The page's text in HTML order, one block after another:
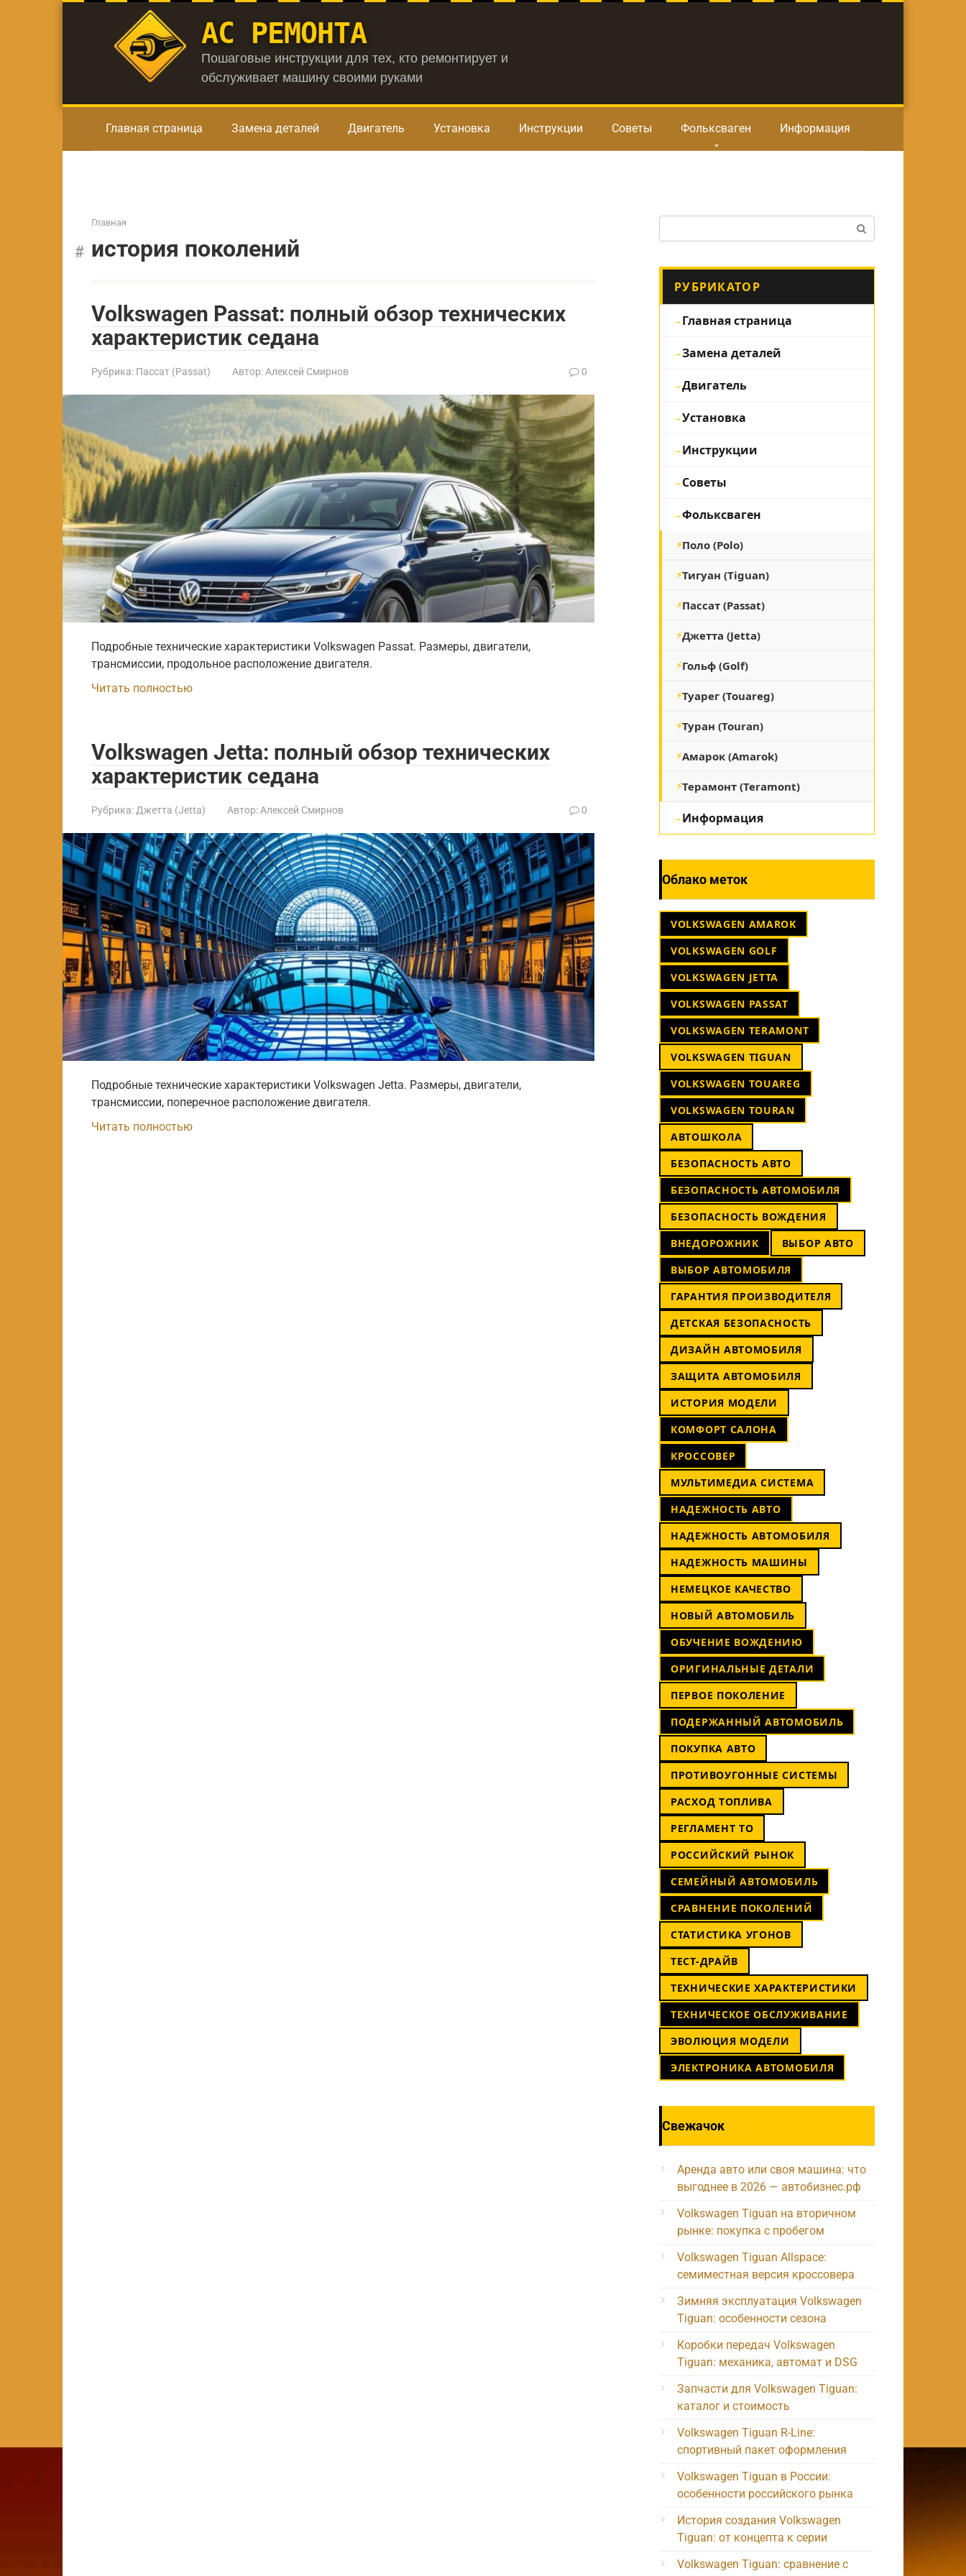
АС РЕМОНТА
Пошаговые инструкции для тех, кто ремонтирует и
обслуживает машину своими руками
Главная страница Замена деталей Двигатель Установка Инструкции Советы Фольксваген Информация
Главная
история поколений
Volkswagen Passat: полный обзор технических
характеристик седана
Рубрика: Пассат (Passat) Автор: Алексей Смирнов 0
Подробные технические характеристики Volkswagen Passat. Размеры, двигатели,
трансмиссии, продольное расположение двигателя.
Читать полностью
Volkswagen Jetta: полный обзор технических
характеристик седана
Рубрика: Джетта (Jetta) Автор: Алексей Смирнов 0
Подробные технические характеристики Volkswagen Jetta. Размеры, двигатели,
трансмиссии, поперечное расположение двигателя.
Читать полностью
РУБРИКАТОР
Главная страница
Замена деталей
Двигатель
Установка
Инструкции
Советы
Фольксваген
Поло (Polo)
Тигуан (Tiguan)
Пассат (Passat)
Джетта (Jetta)
Гольф (Golf)
Туарег (Touareg)
Туран (Touran)
Амарок (Amarok)
Терамонт (Teramont)
Информация
Облако меток
VOLKSWAGEN AMAROK
VOLKSWAGEN GOLF
VOLKSWAGEN JETTA
VOLKSWAGEN PASSAT
VOLKSWAGEN TERAMONT
VOLKSWAGEN TIGUAN
VOLKSWAGEN TOUAREG
VOLKSWAGEN TOURAN
АВТОШКОЛА
БЕЗОПАСНОСТЬ АВТО
БЕЗОПАСНОСТЬ АВТОМОБИЛЯ
БЕЗОПАСНОСТЬ ВОЖДЕНИЯ
ВНЕДОРОЖНИК
ВЫБОР АВТО
ВЫБОР АВТОМОБИЛЯ
ГАРАНТИЯ ПРОИЗВОДИТЕЛЯ
ДЕТСКАЯ БЕЗОПАСНОСТЬ
ДИЗАЙН АВТОМОБИЛЯ
ЗАЩИТА АВТОМОБИЛЯ
ИСТОРИЯ МОДЕЛИ
КОМФОРТ САЛОНА
КРОССОВЕР
МУЛЬТИМЕДИА СИСТЕМА
НАДЕЖНОСТЬ АВТО
НАДЕЖНОСТЬ АВТОМОБИЛЯ
НАДЕЖНОСТЬ МАШИНЫ
НЕМЕЦКОЕ КАЧЕСТВО
НОВЫЙ АВТОМОБИЛЬ
ОБУЧЕНИЕ ВОЖДЕНИЮ
ОРИГИНАЛЬНЫЕ ДЕТАЛИ
ПЕРВОЕ ПОКОЛЕНИЕ
ПОДЕРЖАННЫЙ АВТОМОБИЛЬ
ПОКУПКА АВТО
ПРОТИВОУГОННЫЕ СИСТЕМЫ
РАСХОД ТОПЛИВА
РЕГЛАМЕНТ ТО
РОССИЙСКИЙ РЫНОК
СЕМЕЙНЫЙ АВТОМОБИЛЬ
СРАВНЕНИЕ ПОКОЛЕНИЙ
СТАТИСТИКА УГОНОВ
ТЕСТ-ДРАЙВ
ТЕХНИЧЕСКИЕ ХАРАКТЕРИСТИКИ
ТЕХНИЧЕСКОЕ ОБСЛУЖИВАНИЕ
ЭВОЛЮЦИЯ МОДЕЛИ
ЭЛЕКТРОНИКА АВТОМОБИЛЯ
Свежачок
Аренда авто или своя машина: что
выгоднее в 2026 — автобизнес.рф
Volkswagen Tiguan на вторичном
рынке: покупка с пробегом
Volkswagen Tiguan Allspace:
семиместная версия кроссовера
Зимняя эксплуатация Volkswagen
Tiguan: особенности сезона
Коробки передач Volkswagen
Tiguan: механика, автомат и DSG
Запчасти для Volkswagen Tiguan:
каталог и стоимость
Volkswagen Tiguan R-Line:
спортивный пакет оформления
Volkswagen Tiguan в России:
особенности российского рынка
История создания Volkswagen
Tiguan: от концепта к серии
Volkswagen Tiguan: сравнение с